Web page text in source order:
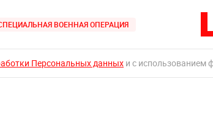
ВОЕННАЯ ОПЕРАЦИЯ
Персональных данных и с использованием